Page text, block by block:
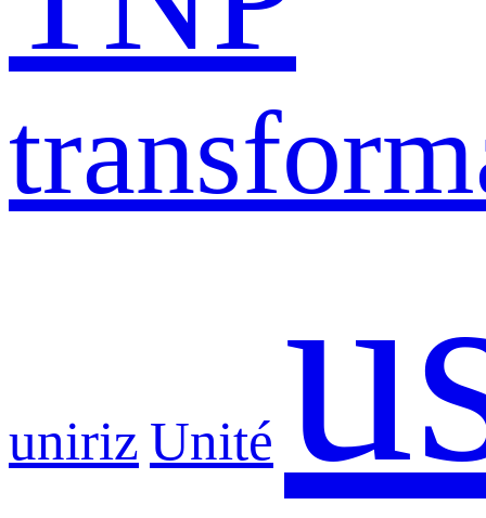
uniriz Unité